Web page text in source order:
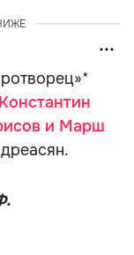
Константин
и Марш